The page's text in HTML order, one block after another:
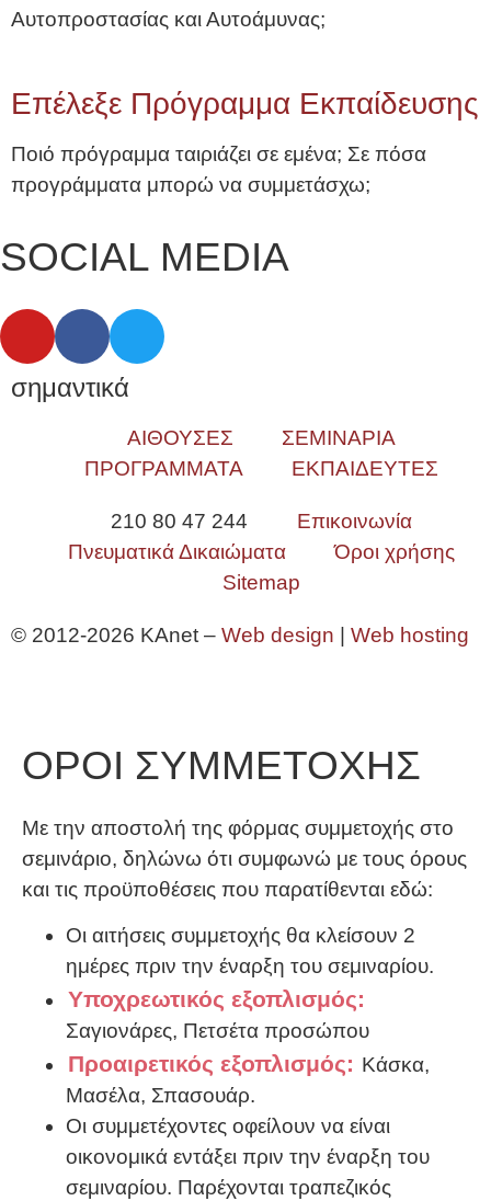
Αυτοπροστασίας και Αυτοάμυνας;
Επέλεξε Πρόγραμμα Εκπαίδευσης
Ποιό πρόγραμμα ταιριάζει σε εμένα; Σε πόσα
προγράμματα μπορώ να συμμετάσχω;
SOCIAL MEDIA
σημαντικά
ΑΙΘΟΥΣΕΣ
ΣΕΜΙΝΑΡΙΑ
ΠΡΟΓΡΑΜΜΑΤΑ
ΕΚΠΑΙΔΕΥΤΕΣ
210 80 47 244
Επικοινωνία
Πνευματικά Δικαιώματα
Όροι χρήσης
Sitemap
© 2012-2026 KAnet – Web design Web hosting
ΟΡΟΙ ΣΥΜΜΕΤΟΧΗΣ
Με την αποστολή της φόρμας συμμετοχής στο
σεμινάριο, δηλώνω ότι συμφωνώ με τους όρους
και τις προϋποθέσεις που παρατίθενται εδώ:
Οι αιτήσεις συμμετοχής θα κλείσουν 2
ημέρες πριν την έναρξη του σεμιναρίου.
Υποχρεωτικός εξοπλισμός:
Σαγιονάρες, Πετσέτα προσώπου
Προαιρετικός εξοπλισμός: Κάσκα,
Μασέλα, Σπασουάρ.
Οι συμμετέχοντες οφείλουν να είναι
οικονομικά εντάξει πριν την έναρξη του
σεμιναρίου. Παρέχονται τραπεζικός